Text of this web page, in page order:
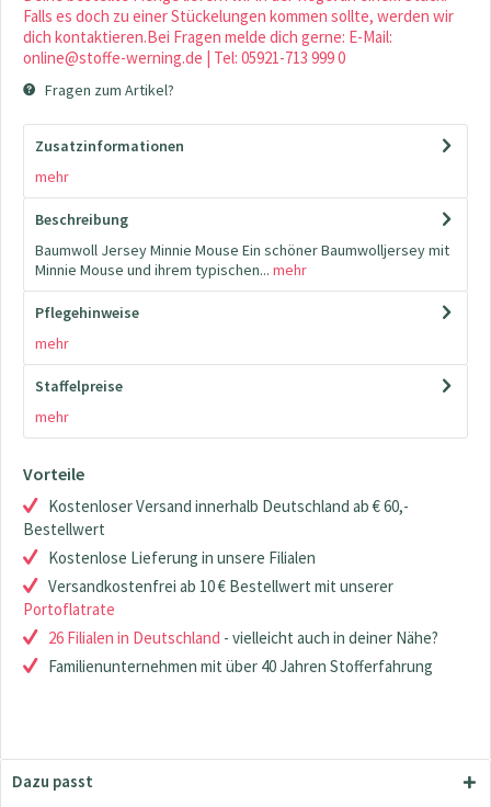
Falls es doch zu einer Stückelungen kommen sollte, werden wir
dich kontaktieren.Bei Fragen melde dich gerne: E-Mail:
online@stoffe-werning.de | Tel: 05921-713 999 0
Fragen zum Artikel?
Zusatzinformationen
mehr
Beschreibung
Baumwoll Jersey Minnie Mouse Ein schöner Baumwolljersey mit
Minnie Mouse und ihrem typischen... mehr
Pflegehinweise
mehr
Staffelpreise
mehr
Vorteile
Kostenloser Versand innerhalb Deutschland ab € 60,-
Bestellwert
Kostenlose Lieferung in unsere Filialen
Versandkostenfrei ab 10 € Bestellwert mit unserer
Portoflatrate
26 Filialen in Deutschland - vielleicht auch in deiner Nähe?
Familienunternehmen mit über 40 Jahren Stofferfahrung
Dazu passt